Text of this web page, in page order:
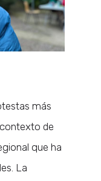
más
de
que ha
La